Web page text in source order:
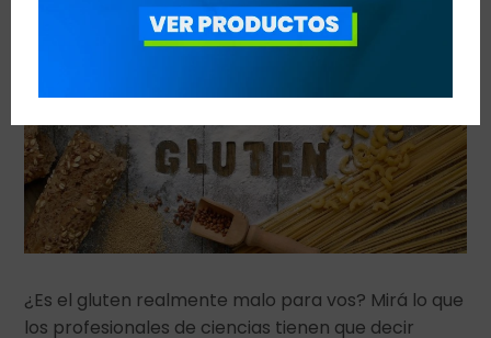
¿Es el gluten realmente malo para vos? Mirá lo que
los profesionales de ciencias tienen que decir